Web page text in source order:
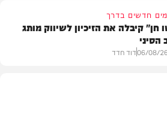
חדשים בדרך
חן" קיבלה את הזיכיון לשיווק מותג
הסיני
06/08/26דוד חדד